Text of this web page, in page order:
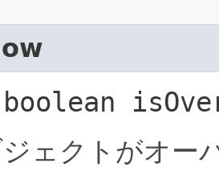
ェクトがオー